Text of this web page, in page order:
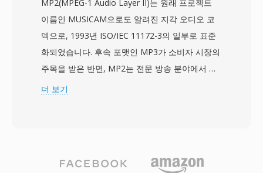
오디오와 함께 이동합니다. 여러 포터블 플레이어
에서 하드웨어 지원이 제공되어 TTA에 일부 경쟁
무손실 포맷 대비 실용적인 우위를 부여했습니다.
오픈소스 레퍼런스 구현체는 GNU GPL 하에 배포
되어 커뮤니티 채택과 서드파티 통합을 장려합니
다. FLAC 같은 새로운 코덱이 무손실 오디오 환경
MP2(MPEG-1 Audio Layer II)는 원래 프로젝트
이름인 MUSICAM으로도 알려진 지각 오디오 코
덱으로, 1993년 ISO/IEC 11172-3의 일부로 표준
화되었습니다. 후속 포맷인 MP3가 소비자 시장의
주목을 받은 반면, MP2는 전문 방송 분야에서 견
고한 지위를 확보하여 오늘날까지 유지하고 있습
포에서는 스테레오에 192~384 kbps를 사용하여,
더 보기